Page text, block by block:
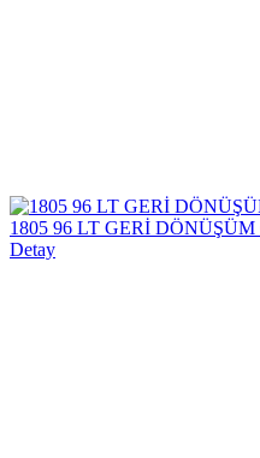
1805 96 LT GERİ
Detay